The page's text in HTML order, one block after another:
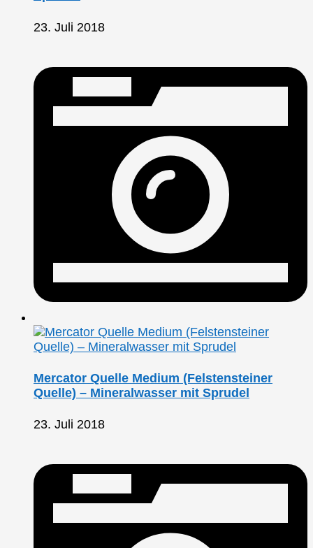
23. Juli 2018
Mercator Quelle Medium (Felstensteiner
Quelle) – Mineralwasser mit Sprudel
23. Juli 2018